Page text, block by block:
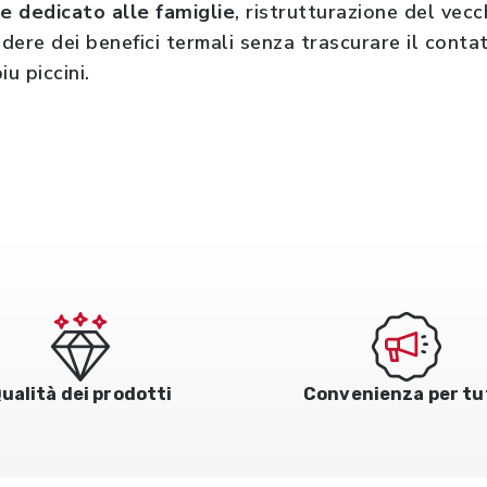
dedicato alle famiglie, ristrutturazione del
dei benefici termali senza trascurare il
piccini.
dei prodotti Convenienza per